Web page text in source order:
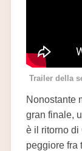
Trailer della
Nonostante
gran finale,
è il ritorno
peggiore fra